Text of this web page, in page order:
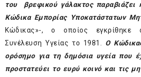
του βρεφικού γάλακτος παραβιάζει
Κώδικα Εμπορίας Υποκατάστατων
Κώδικας»-, ο οποίος εγκρίθηκε
Συνέλευση Υγείας το 1981. Ο
ορόσημο για τη δημόσια υγεία που
προστατεύει το ευρύ κοινό και τις